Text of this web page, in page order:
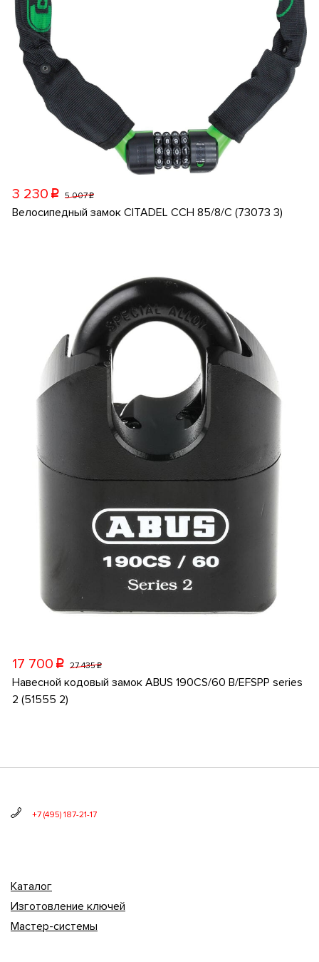
3 230 p 5 007p
Велосипедный замок CITADEL CCH 85/8/C (73073 3)
17 700 p 27 435p
Навесной кодовый замок ABUS 190CS/60 B/EFSPP series
2 (51555 2)
+7 (495) 187-21-17
Каталог
Изготовление ключей
Мастер-системы